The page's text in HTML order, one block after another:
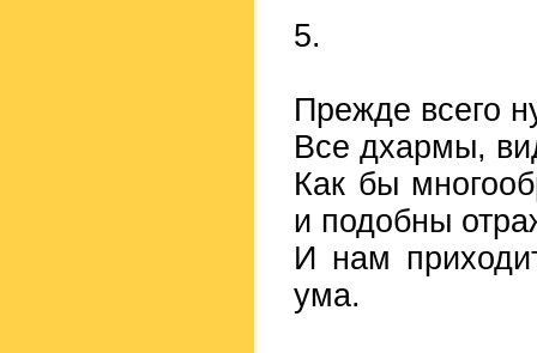
5.
Прежде всего
Все дхармы,
Как бы
и подобны
И нам
ума.